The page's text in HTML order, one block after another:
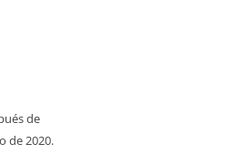
de
de 2020.